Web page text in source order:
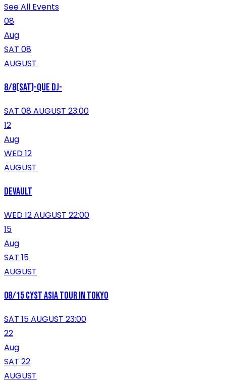
See All Events
08
Aug
SAT 08
AUGUST
8/8(SAT)-QUE DJ-
SAT 08 AUGUST 23:00
12
Aug
WED 12
AUGUST
DEVAULT
WED 12 AUGUST 22:00
15
Aug
SAT 15
AUGUST
08/15 Cyst Asia Tour in Tokyo
SAT 15 AUGUST 23:00
22
Aug
SAT 22
AUGUST